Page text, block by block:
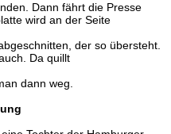
Dann fährt die Presse
wird an der Seite
der so übersteht.
Da quillt
dann weg.